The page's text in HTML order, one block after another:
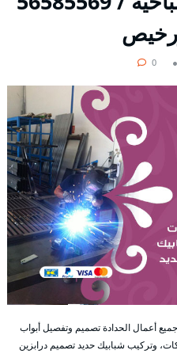
0
أعمال الحدادة تصميم وتفصيل أبواب
وتركيب شبابيك حديد تصميم درابزين